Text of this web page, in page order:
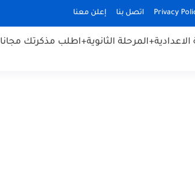
اتصل بنا إعلن معنا
+المرحلة الثانوية+اطلب مذكرتك مجانا